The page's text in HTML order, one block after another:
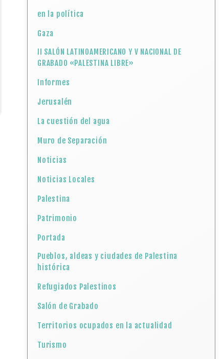
en la política
Gaza
II SALÓN LATINOAMERICANO Y V NACIONAL DE
GRABADO «PALESTINA LIBRE»
Informes
Jerusalén
La cuestión del agua
Muro de Separación
Noticias
Noticias Locales
Palestina
Patrimonio
Portada
Pueblos, aldeas y ciudades de Palestina
histórica
Refugiados Palestinos
Salón de Grabado
Territorios ocupados en la actualidad
Turismo